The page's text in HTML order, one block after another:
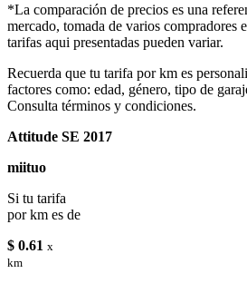
*La comparación de precios es una
mercado, tomada de varios compradores
tarifas aqui presentadas pueden variar.
Recuerda que tu tarifa por km es
factores como: edad, género, tipo de
Consulta términos y condiciones.
Attitude SE 2017
miituo
Si tu tarifa
por km es de
$ 0.61 x
km